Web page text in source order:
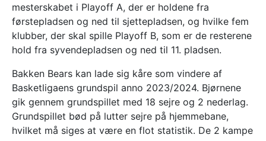
mesterskabet i Playoff A, der er holdene fra
førstepladsen og ned til sjettepladsen, og hvilke fem
klubber, der skal spille Playoff B, som er de resterene
hold fra syvendepladsen og ned til 11. pladsen.
Bakken Bears kan lade sig kåre som vindere af
Basketligaens grundspil anno 2023/2024. Bjørnene
gik gennem grundspillet med 18 sejre og 2 nederlag.
Grundspillet bød på lutter sejre på hjemmebane,
hvilket må siges at være en flot statistik. De 2 kampe